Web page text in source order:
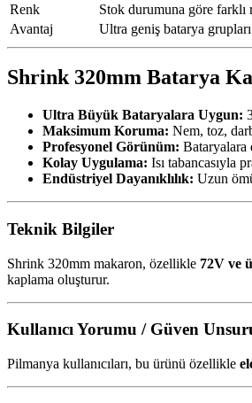
Renk
Stok durumuna göre farklı
Avantaj
Ultra geniş batarya
Shrink 320mm Batarya
Ultra Büyük Bataryalara Uygun:
Maksimum Koruma: Nem, toz,
Profesyonel Görünüm: Bataryalara
Kolay Uygulama: Isı tabancasıyla
Endüstriyel Dayanıklılık: Uzun
Teknik Bilgiler
Shrink 320mm makaron, özellikle 72V ve
kaplama oluşturur.
Kullanıcı Yorumu / Güven
Pilmanya kullanıcıları, bu ürünü özellikle